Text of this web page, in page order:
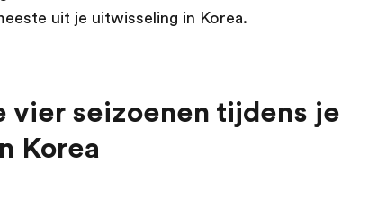
uit je uitwisseling in Korea.
vier seizoenen tijdens je
Korea